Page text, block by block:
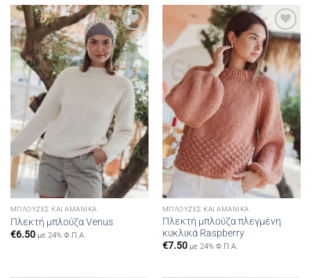
Add to
wishlist
ΜΠΛΟΎΖΕΣ ΚΑΙ ΑΜΆΝΙΚΑ
Πλεκτή μπλούζα Venus
€6.50 με 24% Φ.Π.Α.
Add to
wishlist
ΜΠΛΟΎΖΕΣ ΚΑΙ ΑΜΆΝΙΚΑ
Πλεκτή μπλούζα πλεγμένη
κυκλικά Raspberry
€7.50 με 24% Φ.Π.Α.